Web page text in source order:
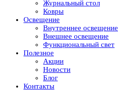
Журнальный стол
Ковры
Освещение
Внутреннее освещение
Внешнее освещение
Функциональный свет
Полезное
Акции
Новости
Блог
Контакты